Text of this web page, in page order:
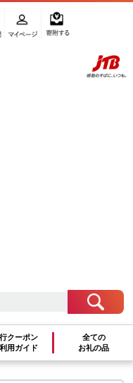
イト
クーポン
用ガイド
全ての
お礼の品
の品はありま